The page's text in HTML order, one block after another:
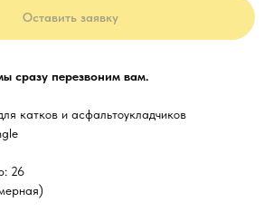
Оставить заявку
сразу перезвоним вам.
катков и асфальтоукладчиков
26